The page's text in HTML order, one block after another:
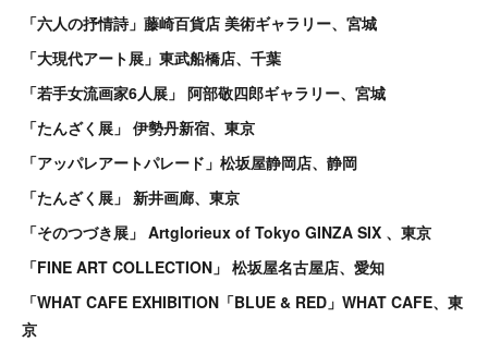
「六人の抒情詩」藤崎百貨店 美術ギャラリー、宮城
「大現代アート展」東武船橋店、千葉
「若手女流画家6人展」 阿部敬四郎ギャラリー、宮城
「たんざく展」 伊勢丹新宿、東京
「アッパレアートパレード」松坂屋静岡店、静岡
「たんざく展」 新井画廊、東京
「そのつづき展」 Artglorieux of Tokyo GINZA SIX 、東京
「FINE ART COLLECTION」 松坂屋名古屋店、愛知
「WHAT CAFE EXHIBITION「BLUE & RED」WHAT CAFE、東
京